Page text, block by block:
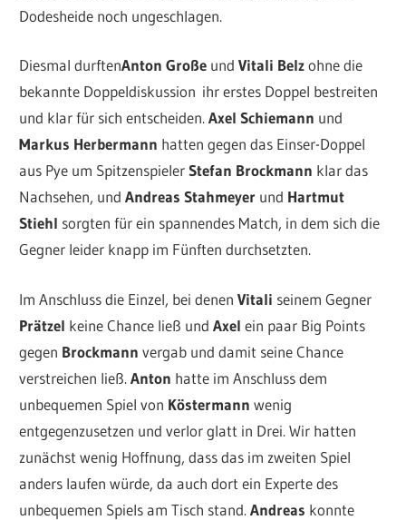
Dodesheide noch ungeschlagen.
Diesmal durftenAnton Große undVitali Belzohne die
bekannte Doppeldiskussion ihr erstes Doppel bestreiten
und klar für sich entscheiden.Axel Schiemann und
Markus Herbermann hatten gegen das Einser-Doppel
aus Pye um SpitzenspielerStefan Brockmann klar das
Nachsehen, undAndreas Stahmeyer und Hartmut
Stiehl sorgten für ein spannendes Match, in dem sich die
Gegner leider knapp im Fünften durchsetzten.
Im Anschluss die Einzel, bei denen Vitali seinem Gegner
Prätzel keine Chance ließ undAxel ein paar Big Points
gegen Brockmann vergab und damit seine Chance
verstreichen ließ.Anton hatte im Anschluss dem
unbequemen Spiel von Köstermann wenig
entgegenzusetzen und verlor glatt in Drei. Wir hatten
zunächst wenig Hoffnung, dass das im zweiten Spiel
anders laufen würde, da auch dort ein Experte des
unbequemen Spiels am Tisch stand.Andreas konnte